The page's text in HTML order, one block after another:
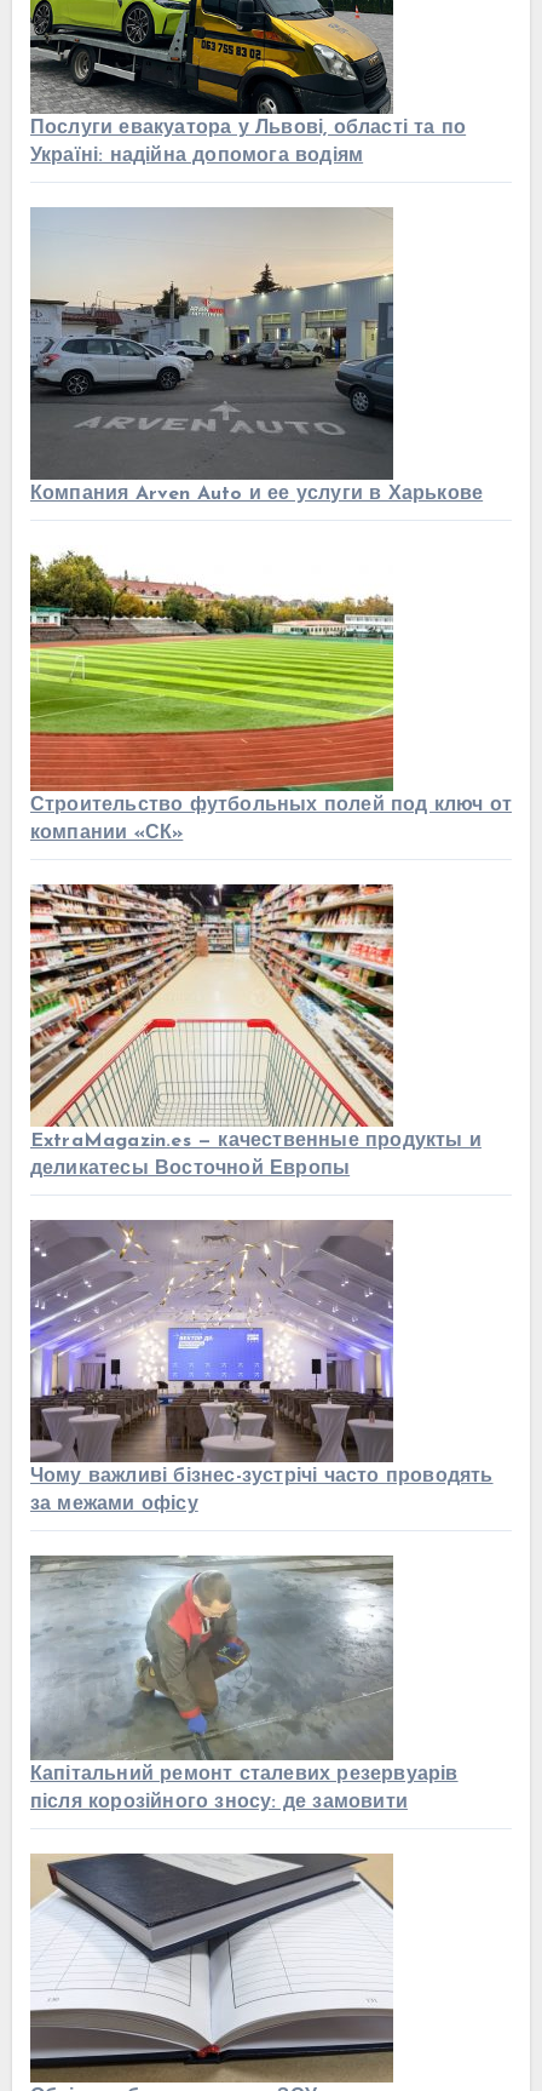
Послуги евакуатора у Львові, області та по
Україні: надійна допомога водіям
Компания Arven Auto и ее услуги в Харькове
Строительство футбольных полей под ключ от
компании «СК»
ExtraMagazin.es — качественные продукты и
деликатесы Восточной Европы
Чому важливі бізнес-зустрічі часто проводять
за межами офісу
Капітальний ремонт сталевих резервуарів
після корозійного зносу: де замовити